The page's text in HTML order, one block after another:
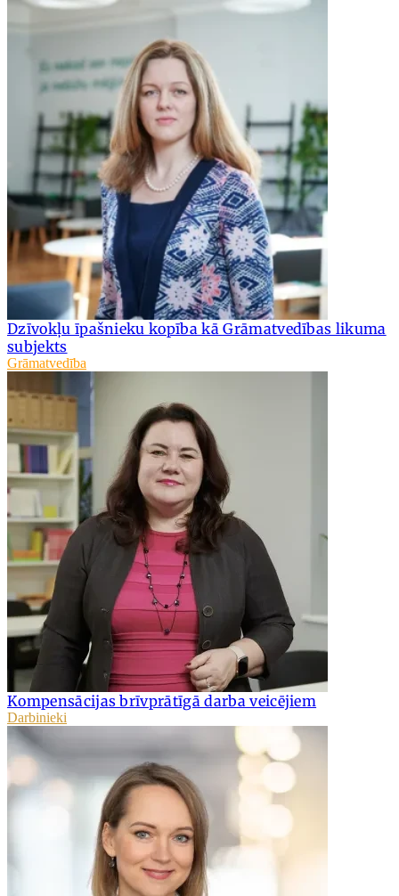
Dzīvokļu īpašnieku kopība kā Grāmatvedības likuma
subjekts
Grāmatvedība
Kompensācijas brīvprātīgā darba veicējiem
Darbinieki